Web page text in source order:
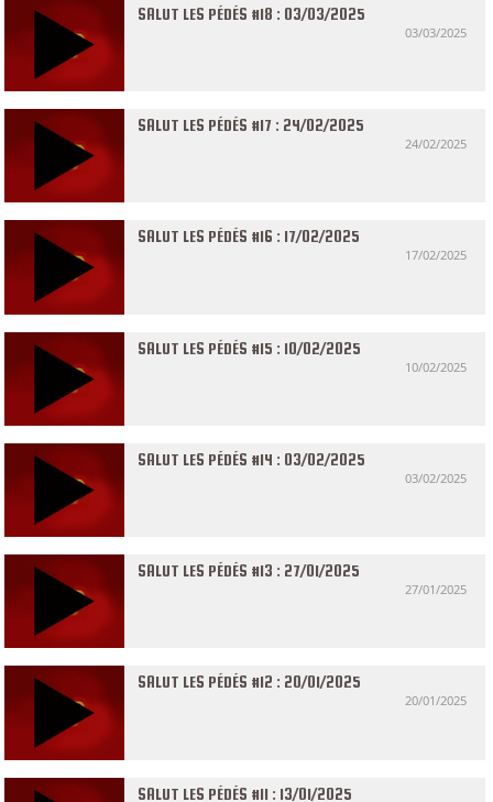
SALUT LES PÉDÉS #18 : 03/03/2025
03/03/2025
SALUT LES PÉDÉS #17 : 24/02/2025
24/02/2025
SALUT LES PÉDÉS #16 : 17/02/2025
17/02/2025
SALUT LES PÉDÉS #15 : 10/02/2025
10/02/2025
SALUT LES PÉDÉS #14 : 03/02/2025
03/02/2025
SALUT LES PÉDÉS #13 : 27/01/2025
27/01/2025
SALUT LES PÉDÉS #12 : 20/01/2025
20/01/2025
SALUT LES PÉDÉS #11 : 13/01/2025